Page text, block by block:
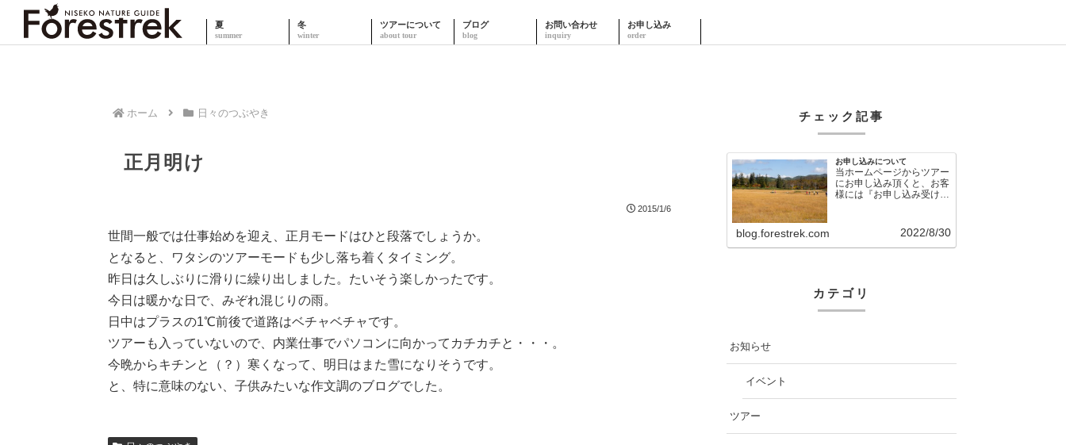
夏 冬 ツアーについて ブログ お問い合わせ お申し込み
ホーム 日々のつぶやき
正月明け
2015/1/6
世間一般では仕事始めを迎え、正月モードはひと段落でしょうか。
となると、ワタシのツアーモードも少し落ち着くタイミング。
昨日は久しぶりに滑りに繰り出しました。たいそう楽しかったです。
今日は暖かな日で、みぞれ混じりの雨。
日中はプラスの1℃前後で道路はベチャベチャです。
ツアーも入っていないので、内業仕事でパソコンに向かってカチカチと・・・。
今晩からキチンと（？）寒くなって、明日はまた雪になりそうです。
と、特に意味のない、子供みたいな作文調のブログでした。
チェック記事
お申し込みについて
当ホームページからツアー
にお申し込み頂くと、お客
様には『お申し込み受け付
blog.forestrek.com 2022/8/30
カテゴリ
お知らせ
イベント
ツアー